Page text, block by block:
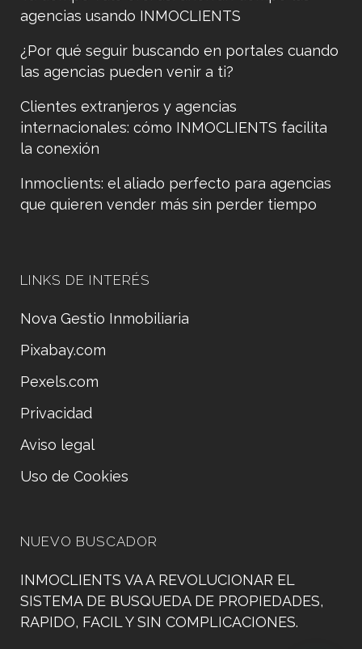
agencias usando INMOCLIENTS
¿Por qué seguir buscando en portales cuando
las agencias pueden venir a ti?
Clientes extranjeros y agencias
internacionales: cómo INMOCLIENTS facilita
la conexión
Inmoclients: el aliado perfecto para agencias
que quieren vender más sin perder tiempo
LINKS DE INTERÉS
Nova Gestio Inmobiliaria
Pixabay.com
Pexels.com
Privacidad
Aviso legal
Uso de Cookies
NUEVO BUSCADOR
INMOCLIENTS VA A REVOLUCIONAR EL
SISTEMA DE BUSQUEDA DE PROPIEDADES,
RAPIDO, FACIL Y SIN COMPLICACIONES.